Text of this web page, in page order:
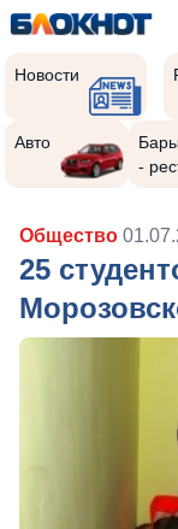
Новости
Авто
Бары
-
Общество
25